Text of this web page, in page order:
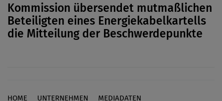
Kommission übersendet mutmaßlichen
Beteiligten eines Energiekabelkartells
die Mitteilung der Beschwerdepunkte
HOME UNTERNEHMEN MEDIADATEN